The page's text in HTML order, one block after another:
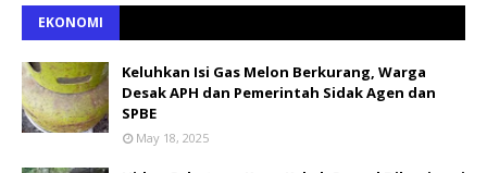
EKONOMI
Keluhkan Isi Gas Melon Berkurang, Warga
Desak APH dan Pemerintah Sidak Agen dan
SPBE
May 18, 2025